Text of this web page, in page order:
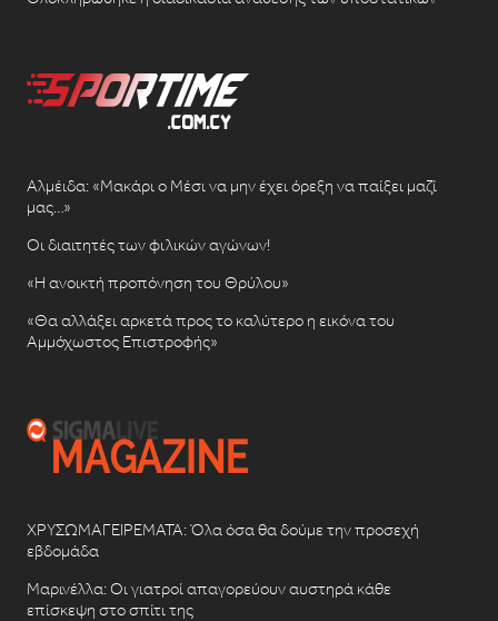
Αλμέιδα: «Μακάρι ο Μέσι να μην έχει όρεξη να παίξει μαζί
μας…»
Οι διαιτητές των φιλικών αγώνων!
«Η ανοικτή προπόνηση του Θρύλου»
«Θα αλλάξει αρκετά προς το καλύτερο η εικόνα του
Αμμόχωστος Επιστροφής»
ΧΡΥΣΩΜΑΓΕΙΡΕΜΑΤΑ: Όλα όσα θα δούμε την προσεχή
εβδομάδα
Μαρινέλλα: Οι γιατροί απαγορεύουν αυστηρά κάθε
επίσκεψη στο σπίτι της